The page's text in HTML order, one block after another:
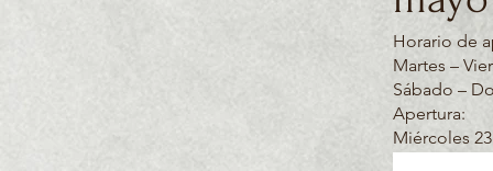
Horario de
Martes –
Sábado –
Apertura:
Miércoles